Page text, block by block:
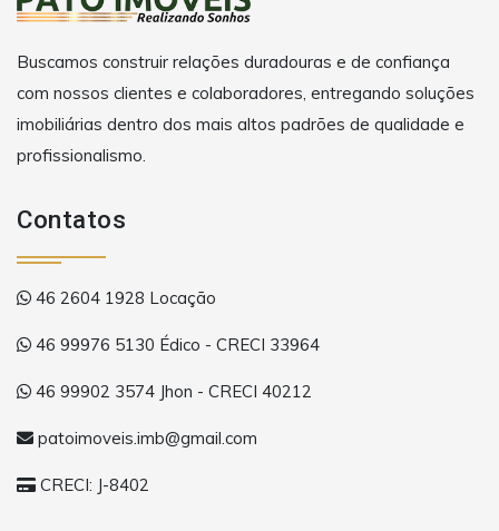
Buscamos construir relações duradouras e de confiança
com nossos clientes e colaboradores, entregando soluções
imobiliárias dentro dos mais altos padrões de qualidade e
profissionalismo.
Contatos
46 2604 1928 Locação
46 99976 5130 Édico - CRECI 33964
46 99902 3574 Jhon - CRECI 40212
patoimoveis.imb@gmail.com
CRECI: J-8402